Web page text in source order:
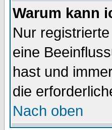
Warum kann
Nur
eine
hast und
die
Nach oben